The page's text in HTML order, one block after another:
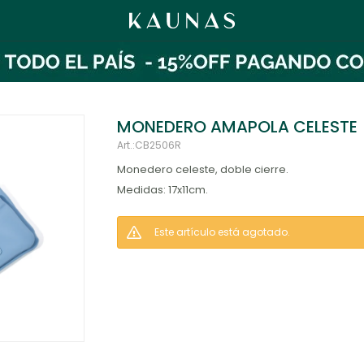
MONEDERO AMAPOLA CELESTE
CB2506R
Monedero celeste, doble cierre.
Medidas: 17x11cm.
Este artículo está agotado.